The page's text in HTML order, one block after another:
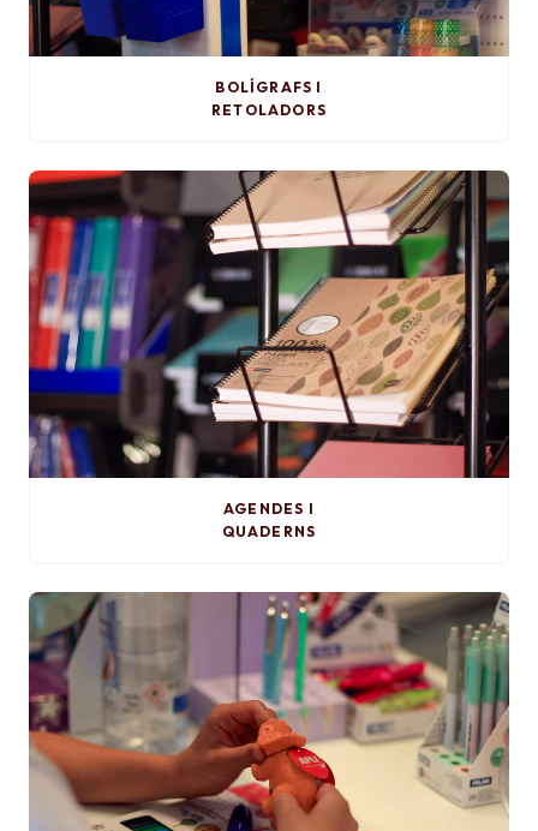
BOLÍGRAFS I
RETOLADORS
AGENDES I
QUADERNS